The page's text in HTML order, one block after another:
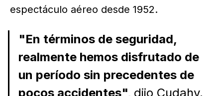
espectáculo aéreo desde 1952.
"En términos de seguridad,
realmente hemos disfrutado de
un período sin precedentes de
pocos accidentes", dijo Cudahy.